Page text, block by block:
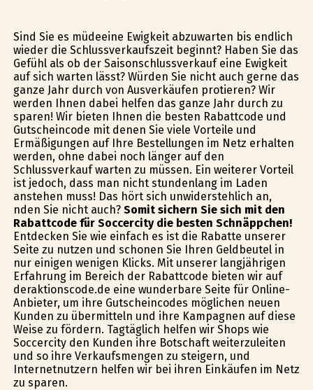
Sind Sie es müdeeine Ewigkeit abzuwarten bis endlich
wieder die Schlussverkaufszeit beginnt? Haben Sie das
Gefühl als ob der Saisonschlussverkauf eine Ewigkeit
auf sich warten lässt? Würden Sie nicht auch gerne das
ganze Jahr durch von Ausverkäufen profitieren? Wir
werden Ihnen dabei helfen das ganze Jahr durch zu
sparen! Wir bieten Ihnen die besten Rabattcode und
Gutscheincode mit denen Sie viele Vorteile und
Ermäßigungen auf Ihre Bestellungen im Netz erhalten
werden, ohne dabei noch länger auf den
Schlussverkauf warten zu müssen. Ein weiterer Vorteil
ist jedoch, dass man nicht stundenlang im Laden
anstehen muss! Das hört sich unwiderstehlich an,
finden Sie nicht auch? Somit sichern Sie sich mit den
Rabattcode für Soccercity die besten Schnäppchen!
Entdecken Sie wie einfach es ist die Rabatte unserer
Seite zu nutzen und schonen Sie Ihren Geldbeutel in
nur einigen wenigen Klicks. Mit unserer langjährigen
Erfahrung im Bereich der Rabattcode bieten wir auf
deraktionscode.de eine wunderbare Seite für Online-
Anbieter, um ihre Gutscheincodes möglichen neuen
Kunden zu übermitteln und ihre Kampagnen auf diese
Weise zu fördern. Tagtäglich helfen wir Shops wie
Soccercity den Kunden ihre Botschaft weiterzuleiten
und so ihre Verkaufsmengen zu steigern, und
Internetnutzern helfen wir bei ihren Einkäufen im Netz
zu sparen.